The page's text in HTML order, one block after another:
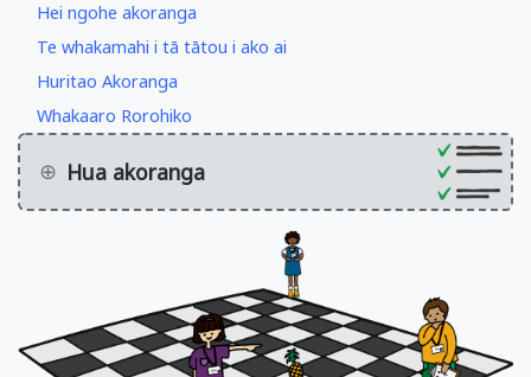
Hei ngohe akoranga
Te whakamahi i tā tātou i ako ai
Huritao Akoranga
Whakaaro Rorohiko
Hua akoranga